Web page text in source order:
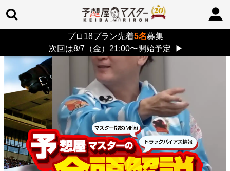
プロ18プラン先着5名募集
次回は8/7（金）21:00〜開始予定
▶
> 26/8/9 (日)